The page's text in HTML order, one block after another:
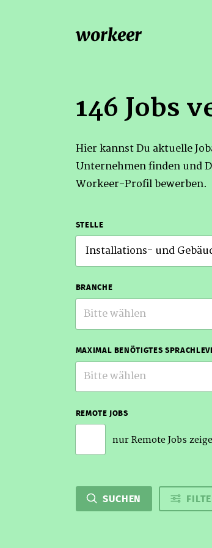
workeer
146 Jobs
Hier kannst Du aktuelle
Unternehmen finden und
Workeer-Profil bewerben.
STELLE
BRANCHE
Bitte wählen
MAXIMAL BENÖTIGTES
Bitte wählen
REMOTE JOBS
nur Remote Jobs
SUCHEN